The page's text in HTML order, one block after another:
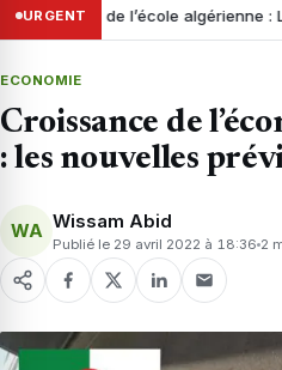
URGENT
de l’école algérienne : Louisa
ECONOMIE
Croissance de
: les nouvelles
WA Wissam Abid
Publié le 29 avril 2022 à 18:36 2